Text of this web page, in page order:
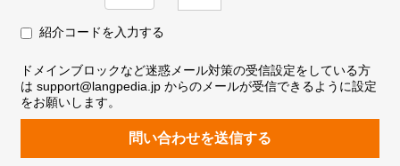
紹介コードを入力する
ドメインブロックなど迷惑メール対策の受信設定をしている方
は support@langpedia.jp からのメールが受信できるように設定
をお願いします。
問い合わせを送信する